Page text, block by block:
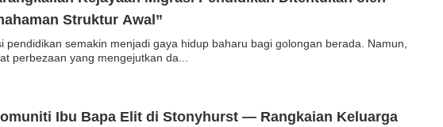
Struktur Awal”
pendidikan semakin menjadi gaya hidup baharu bagi golongan berada. Namun,
perbezaan yang mengejutkan da...
Ibu Bapa Elit di Stonyhurst — Rangkaian Keluarga